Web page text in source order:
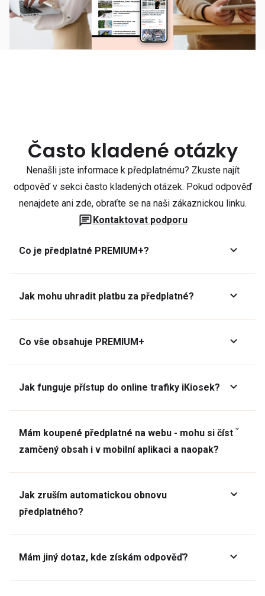
Často kladené otázky
Nenašli jste informace k předplatnému? Zkuste najít
odpověď v sekci často kladených otázek. Pokud odpověď
nenajdete ani zde, obraťte se na naši zákaznickou linku.
Kontaktovat podporu
Co je předplatné PREMIUM+?
Jak mohu uhradit platbu za předplatné?
Co vše obsahuje PREMIUM+
Jak funguje přístup do online trafiky iKiosek?
Mám koupené předplatné na webu - mohu si číst
zamčený obsah i v mobilní aplikaci a naopak?
Jak zruším automatickou obnovu
předplatného?
Mám jiný dotaz, kde získám odpověď?